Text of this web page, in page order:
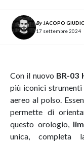
By JACOPO
17 settembre 2024
Con il nuovo BR-03
più iconici
aereo al polso.
permette di
questo orologio,
unica, completa